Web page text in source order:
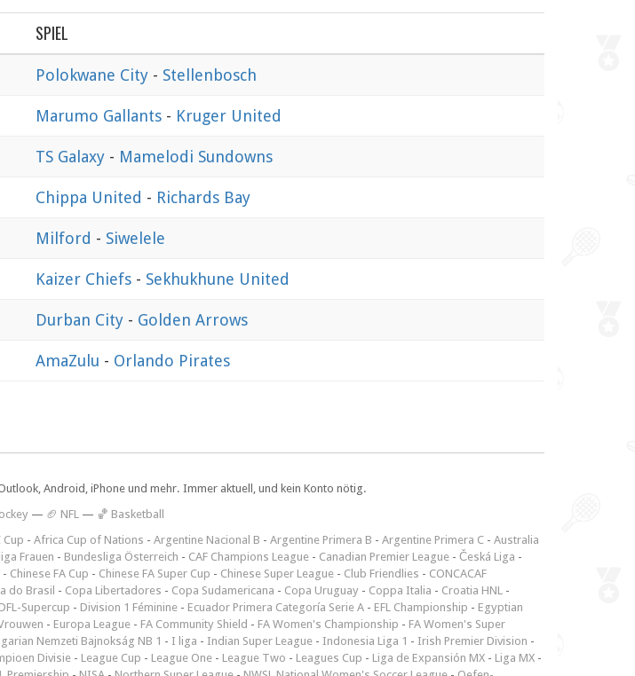
SPIEL
Polokwane City - Stellenbosch
Marumo Gallants - Kruger United
TS Galaxy - Mamelodi Sundowns
Chippa United - Richards Bay
Milford - Siwelele
Kaizer Chiefs - Sekhukhune United
Durban City - Golden Arrows
AmaZulu - Orlando Pirates
Android, iPhone und mehr. Immer aktuell, und kein Konto nötig.
— 🏈 NFL — 🏀 Basketball
Cup - Africa Cup of Nations - Argentine Nacional B - Argentine Primera B - Argentine Primera C - Australia
Frauen - Bundesliga Österreich - CAF Champions League - Canadian Premier League - Česká Liga -
- Chinese FA Cup - Chinese FA Super Cup - Chinese Super League - Club Friendlies - CONCACAF
do Brasil - Copa Libertadores - Copa Sudamericana - Copa Uruguay - Coppa Italia - Croatia HNL -
DFL-Supercup - Division 1 Féminine - Ecuador Primera Categoría Serie A - EFL Championship - Egyptian
- Europa League - FA Community Shield - FA Women's Championship - FA Women's Super
Nemzeti Bajnokság NB 1 - I liga - Indian Super League - Indonesia Liga 1 - Irish Premier Division -
Divisie - League Cup - League One - League Two - Leagues Cup - Liga de Expansión MX - Liga MX -